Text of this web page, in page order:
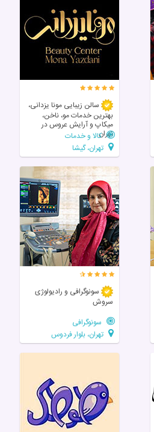
سالن زیبایی مونا یزدانی،
بهترین خدمات مو، ناخن،
میکاپ و آرایش عروس در
تهرانکالا و خدمات
تهران، گیشا
سونوگرافی و رادیولوژی
سروش
سونوگرافی
تهران، بلوار فردوس